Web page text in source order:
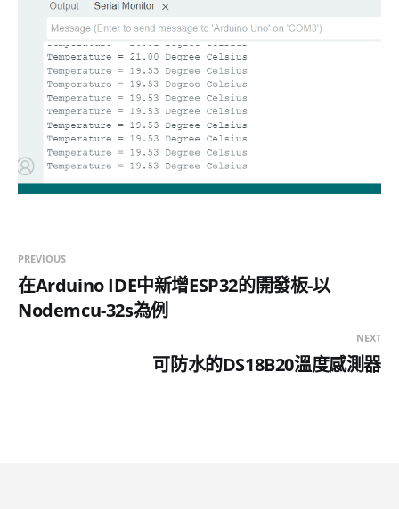
PREVIOUS
在Arduino IDE中新增ESP32的開發板-以
Nodemcu-32s為例
NEXT
可防水的DS18B20溫度感測器